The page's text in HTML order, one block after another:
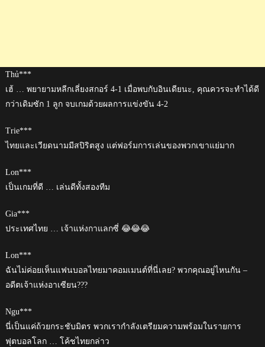
Thủ***
เฮ้ … พยายามหลีกเลี่ยงสกอร์ 4-1 เมื่อพบกับอินเดียนะ, คุณควรจะทำได้ดี
กว่าเดิมซัก 1 ลูก จบเกมด้วยผลการแข่งขัน 4-2
Trie***
ไทยและเวียดนามมีสปิริตสูง แต่ฟอร์มการเล่นของพวกเขาแย่มาก
Lon***
เป็นเกมที่ดี … เล่นดีทั้งสองทีม
Gia***
ประเทศไทย … เจ้าแห่งกาแลกซี่ 😂😂😂
Lon***
ฉันไม่ค่อยเห็นแฟนบอลไทยมาคอมเมนต์ที่นี่เลย? พวกคุณอยู่ไหนกัน –
อดีตเจ้าแห่งอาเซียน???
Ngu***
นี่เป็นแค่ถ้วยกระชับมิตร พวกเรากำลังเตรียมความพร้อมในรายการ
ฟุตบอลโลก … โค้ชไทยกล่าว